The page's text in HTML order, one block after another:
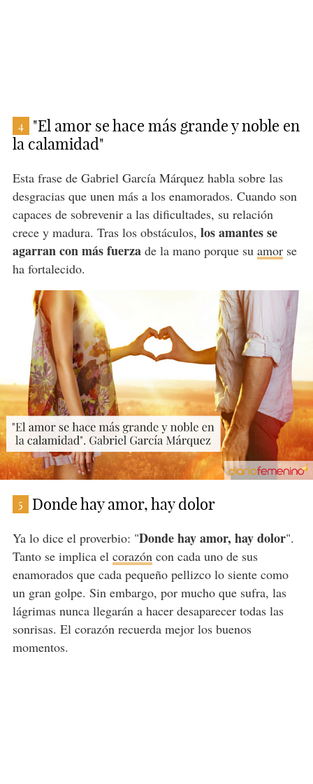
4
"El amor se hace más grande y noble en
la calamidad"
Esta frase de Gabriel García Márquez habla sobre las
desgracias que unen más a los enamorados. Cuando son
capaces de sobrevenir a las dificultades, su relación
crece y madura. Tras los obstáculos, los amantes se
agarran con más fuerzade la mano porque su amorse
ha fortalecido.
5 Donde hay amor, hay dolor
Ya lo dice el proverbio: "Donde hay amor, hay dolor".
Tanto se implica el corazóncon cada uno de sus
enamorados que cada pequeño pellizco lo siente como
un gran golpe. Sin embargo, por mucho que sufra, las
lágrimas nunca llegarán a hacer desaparecer todas las
sonrisas. El corazón recuerda mejor los buenos
momentos.